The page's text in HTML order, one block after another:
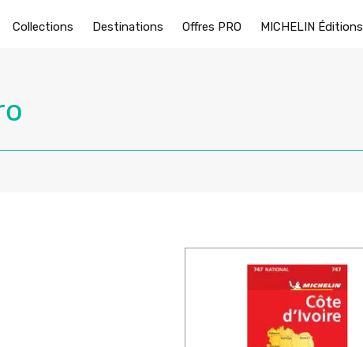
Collections Destinations Offres PRO MICHELIN Éditions